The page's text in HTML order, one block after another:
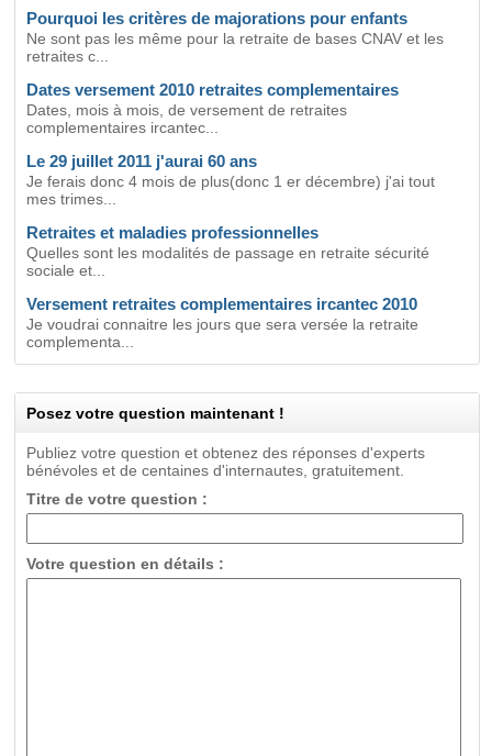
Pourquoi les critères de majorations pour enfants
Ne sont pas les même pour la retraite de bases CNAV et les
retraites c...
Dates versement 2010 retraites complementaires
Dates, mois à mois, de versement de retraites
complementaires ircantec...
Le 29 juillet 2011 j'aurai 60 ans
Je ferais donc 4 mois de plus(donc 1 er décembre) j'ai tout
mes trimes...
Retraites et maladies professionnelles
Quelles sont les modalités de passage en retraite sécurité
sociale et...
Versement retraites complementaires ircantec 2010
Je voudrai connaitre les jours que sera versée la retraite
complementa...
Posez votre question maintenant !
Publiez votre question et obtenez des réponses d'experts
bénévoles et de centaines d'internautes, gratuitement.
Titre de votre question :
Votre question en détails :